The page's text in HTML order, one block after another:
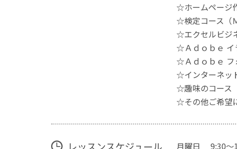
☆ホームページ
☆検定コース（
☆エクセルビジ
☆Ａｄｏｂｅ イ
☆Ａｄｏｂｅ フ
☆インターネッ
☆趣味のコース
☆その他ご希望
月曜日 9:30～